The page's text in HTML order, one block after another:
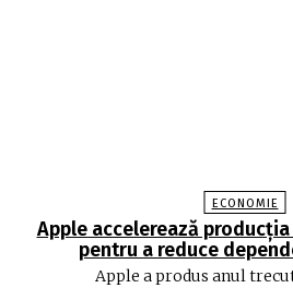
ECONOMIE
Apple accelerează
pentru a reduce
Apple a produs anul